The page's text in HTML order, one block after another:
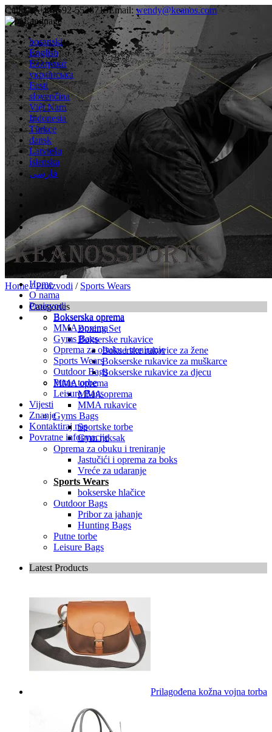
Call Us: +86-592-5528715Email: wendy@keanos.com
Language
bosanski
English
Ελληνικά
українська
Eesti
slovenčina
Việt Nam
Indonesia
Türkçe
dansk
Latviešu
íslenska
فارسی
Home
O nama
Proizvodi
Bokserska oprema
MMA oprema
Gyms Bags
Oprema za obuku i treniranje
Sports Wears
Outdoor Bags
Putne torbe
Leisure Bags
Vijesti
Znanje
Kontaktiraj nas
Povratne informacije
Home/Proizvodi / Sports Wears
Categories
Bokserska oprema
Boxing Set
Bokserske rukavice
Bokserske rukavice za žene
Bokserske rukavice za muškarce
Bokserske rukavice za djecu
MMA oprema
MMA oprema
MMA rukavice
Gyms Bags
Sportske torbe
Gym ruksak
Oprema za obuku i treniranje
Jastučići i oprema za boks
Vreće za udaranje
Sports Wears
bokserske hlačice
Outdoor Bags
Pribor za jahanje
Hunting Bags
Putne torbe
Leisure Bags
Latest Products
Prilagođena kožna vojna torba